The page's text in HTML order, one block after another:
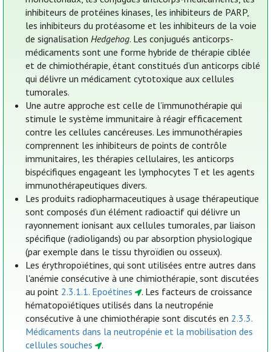
inhibiteurs de protéines kinases, les inhibiteurs de PARP,
les inhibiteurs du protéasome et les inhibiteurs de la voie
de signalisationHedgehog. Les conjugués anticorps-
médicaments sont une forme hybride de thérapie ciblée
et de chimiothérapie, étant constitués d’un anticorps ciblé
qui délivre un médicament cytotoxique aux cellules
tumorales.
Une autre approche est celle de l’immunothérapie qui
stimule le système immunitaire à réagir efficacement
contre les cellules cancéreuses. Les immunothérapies
comprennent les inhibiteurs de points de contrôle
immunitaires, les thérapies cellulaires, les anticorps
bispécifiques engageant les lymphocytes T et les agents
immunothérapeutiques divers.
Les produits radiopharmaceutiques à usage thérapeutique
sont composés d’un élément radioactif qui délivre un
rayonnement ionisant aux cellules tumorales, par liaison
spécifique (radioligands) ou par absorption physiologique
(par exemple dans le tissu thyroïdien ou osseux).
Les érythropoïétines, qui sont utilisées entre autres dans
l'anémie consécutive à une chimiothérapie, sont discutées
au point 2.3.1.1. Epoétines
. Les facteurs de croissance
hématopoïétiques utilisés dans la neutropénie
consécutive à une chimiothérapie sont discutés en 2.3.3.
Médicaments dans la neutropénie et la mobilisation des
cellules souches
.